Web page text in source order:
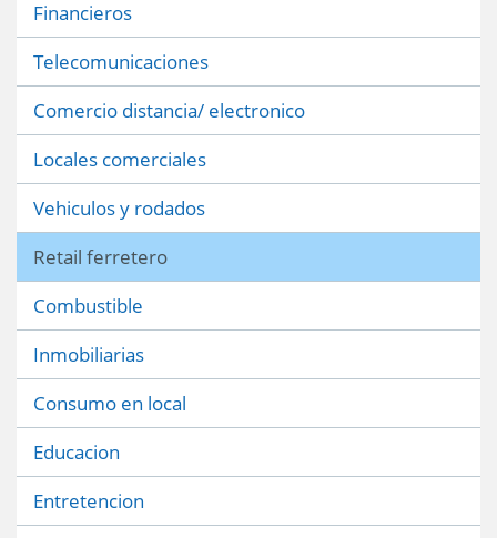
Financieros
Telecomunicaciones
Comercio distancia/ electronico
Locales comerciales
Vehiculos y rodados
Retail ferretero
Combustible
Inmobiliarias
Consumo en local
Educacion
Entretencion